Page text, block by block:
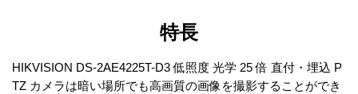
特長
HIKVISION DS-2AE4225T-D3 低照度 光学 25 倍 直付・埋込 P
TZ カメラは暗い場所でも高画質の画像を撮影することができ